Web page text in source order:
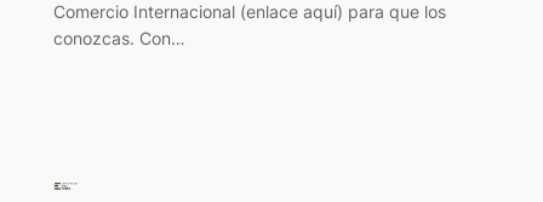
Comercio Internacional (enlace aquí) para que los
conozcas. Con…